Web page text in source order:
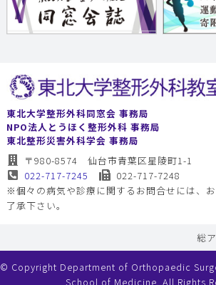
東北大学整形外科同窓会 事務局
NPO法人とうほく整形外科 事務局
東北整形災害外科学会 事務局
〒980-8574 仙台市青葉区星陵町1-1
022-717-7245
022-717-7248
※個々の病気や診療に関するお問合せには、
了承下さい。
総
© Copyright Department of Orthopaedic
School of Medicine. All Rights